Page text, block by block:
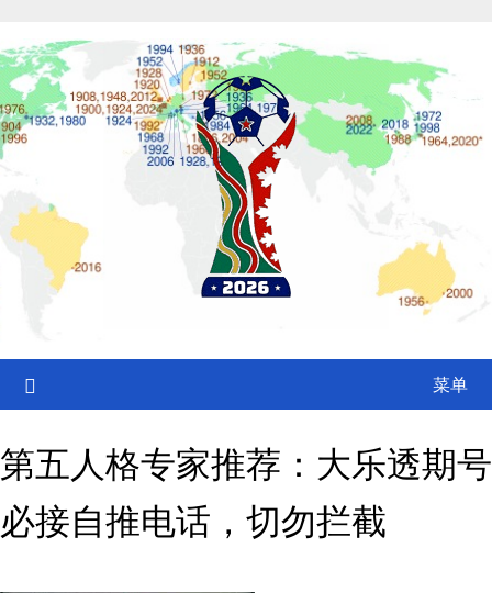
content
菜单
第五人格专家推荐：大乐透期号
必接自推电话，切勿拦截